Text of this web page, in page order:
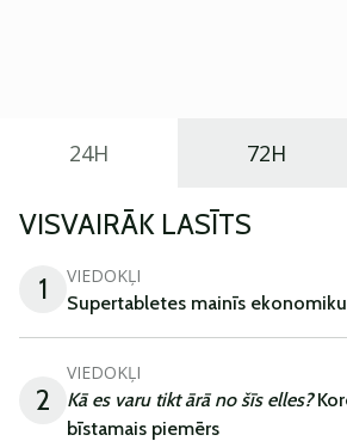
24H 72H
VISVAIRĀK LASĪTS
1
VIEDOKĻI
Supertabletes mainīs
2
VIEDOKĻI
Kā es varu tikt ārā no šīs elles?
bīstamais piemērs